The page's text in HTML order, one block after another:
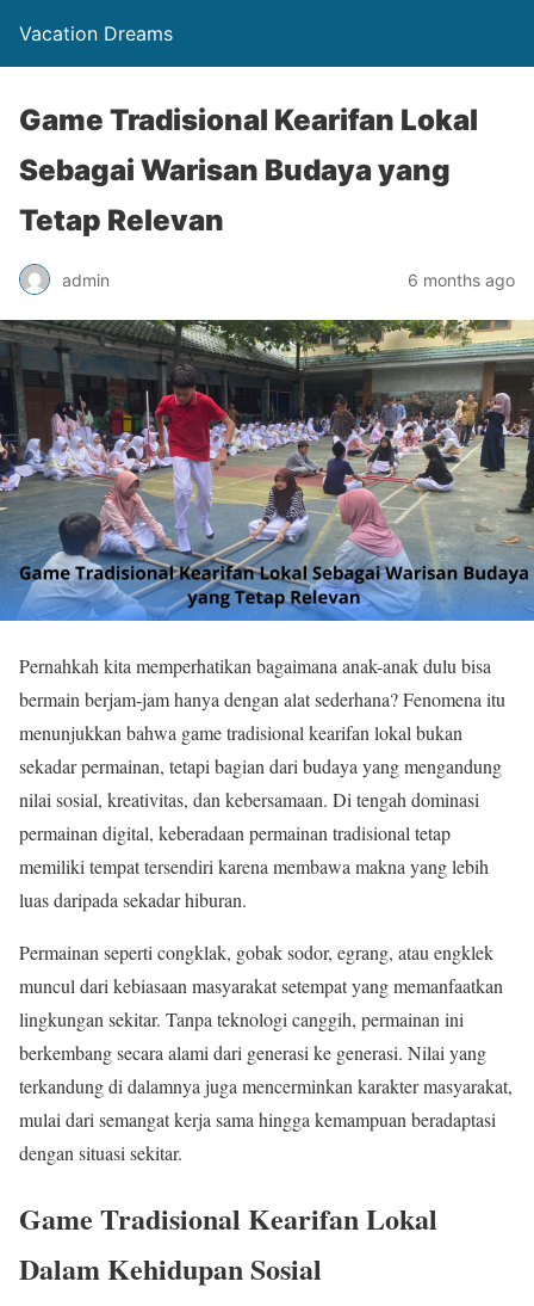
Vacation Dreams
Game Tradisional Kearifan Lokal
Sebagai Warisan Budaya yang
Tetap Relevan
admin 6 months ago
Pernahkah kita memperhatikan bagaimana anak-anak dulu bisa
bermain berjam-jam hanya dengan alat sederhana? Fenomena itu
menunjukkan bahwa game tradisional kearifan lokal bukan
sekadar permainan, tetapi bagian dari budaya yang mengandung
nilai sosial, kreativitas, dan kebersamaan. Di tengah dominasi
permainan digital, keberadaan permainan tradisional tetap
memiliki tempat tersendiri karena membawa makna yang lebih
luas daripada sekadar hiburan.
Permainan seperti congklak, gobak sodor, egrang, atau engklek
muncul dari kebiasaan masyarakat setempat yang memanfaatkan
lingkungan sekitar. Tanpa teknologi canggih, permainan ini
berkembang secara alami dari generasi ke generasi. Nilai yang
terkandung di dalamnya juga mencerminkan karakter masyarakat,
mulai dari semangat kerja sama hingga kemampuan beradaptasi
dengan situasi sekitar.
Game Tradisional Kearifan Lokal
Dalam Kehidupan Sosial